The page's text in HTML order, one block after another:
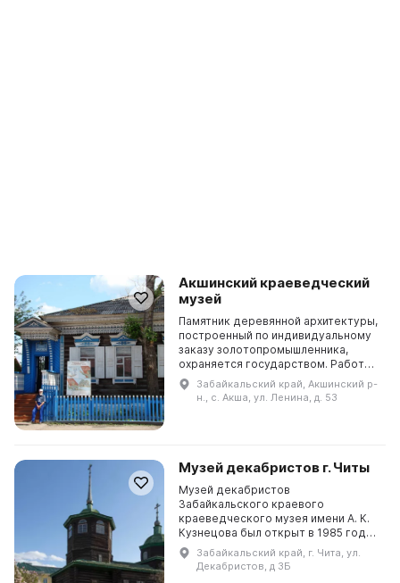
Акшинский краеведческий
музей
Памятник деревянной архитектуры,
построенный по индивидуальному
заказу золотопромышленника,
охраняется государством. Работы
по созданию музея начались в 1981
году. Сегодня он обслуживает
население пят...
Забайкальский край, Акшинский р-
н., с. Акша, ул. Ленина, д. 53
Музей декабристов г. Читы
Музей декабристов
Забайкальского краевого
краеведческого музея имени А. К.
Кузнецова был открыт в 1985 году
в бывшем Старо-Читинской
Михайло-Архангельской церкви.
Здесь представлено более 870
Забайкальский край, г. Чита, ул.
Декабристов, д 3Б